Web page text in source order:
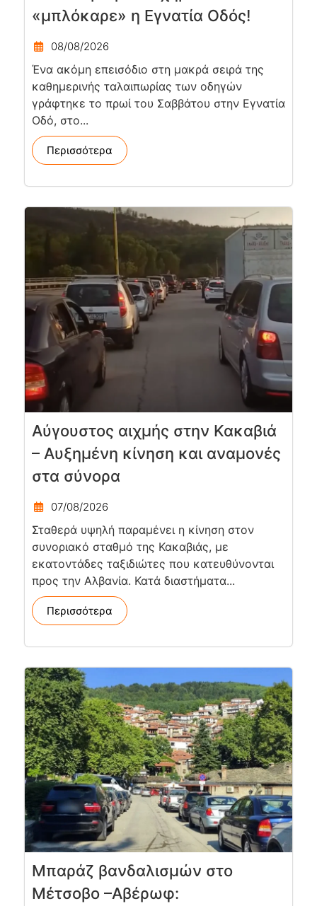
«μπλόκαρε» η Εγνατία Οδός!
08/08/2026
Ένα ακόμη επεισόδιο στη μακρά σειρά της
καθημερινής ταλαιπωρίας των οδηγών
γράφτηκε το πρωί του Σαββάτου στην Εγνατία
Οδό, στο...
Περισσότερα
Αύγουστος αιχμής στην Κακαβιά
– Αυξημένη κίνηση και αναμονές
στα σύνορα
07/08/2026
Σταθερά υψηλή παραμένει η κίνηση στον
συνοριακό σταθμό της Κακαβιάς, με
εκατοντάδες ταξιδιώτες που κατευθύνονται
προς την Αλβανία. Κατά διαστήματα...
Περισσότερα
Μπαράζ βανδαλισμών στο
Μέτσοβο –Αβέρωφ: